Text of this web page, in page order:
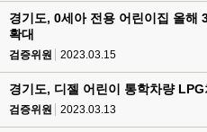
경기도, 0세아 전용 어린이집 올해
확대
검증위원 2023.03.15
경기도, 디젤 어린이 통학차량
검증위원 2023.03.13